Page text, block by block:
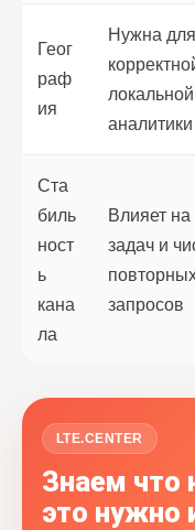
Геог
раф
ия
Нужна для
аналитики
Ста
биль
ност
ь
кана
ла
Влияет на
задач и
запросов
LTE.CENTER
Знаем что
это нужно